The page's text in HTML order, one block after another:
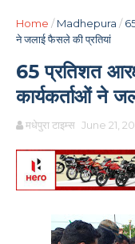
Home / Madhepura /
ने जलाई फैसले की प्रतियां
65 प्रतिशत
कार्यकर्ताओं ने
मधेपुरा टाइम्स June 21,